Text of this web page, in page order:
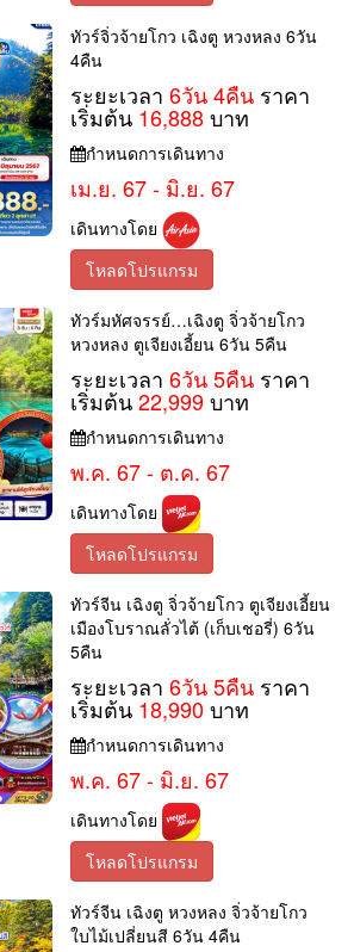
ทัวร์จิ่วจ้ายโกว เฉิงตู หวงหลง 6วัน
4คืน
ระยะเวลา6วัน 4คืน ราคา
เริ่มต้น 16,888บาท
กำหนดการเดินทาง
เม.ย. 67 - มิ.ย. 67
เดินทางโดย
โหลดโปรแกรม
ทัวร์มหัศจรรย์…เฉิงตู จิ่วจ้ายโกว
หวงหลง ตูเจียงเอี้ยน 6วัน 5คืน
ระยะเวลา6วัน 5คืน ราคา
เริ่มต้น22,999บาท
กำหนดการเดินทาง
พ.ค. 67 - ต.ค. 67
เดินทางโดย
โหลดโปรแกรม
ทัวร์จีน เฉิงตู จิ่วจ้ายโกว ตูเจียงเอี้ยน
เมืองโบราณลั่วไต้ (เก็บเชอรี่) 6วัน
5คืน
ระยะเวลา6วัน 5คืน ราคา
เริ่มต้น 18,990บาท
กำหนดการเดินทาง
พ.ค. 67 - มิ.ย. 67
เดินทางโดย
โหลดโปรแกรม
ทัวร์จีน เฉิงตู หวงหลง จิ่วจ้ายโกว
ใบไม้เปลี่ยนสี 6วัน 4คืน